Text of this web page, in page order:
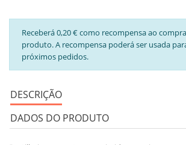
Receberá 0,20 € como recompensa ao
produto. A recompensa poderá ser usada
próximos pedidos.
DESCRIÇÃO
DADOS DO PRODUTO